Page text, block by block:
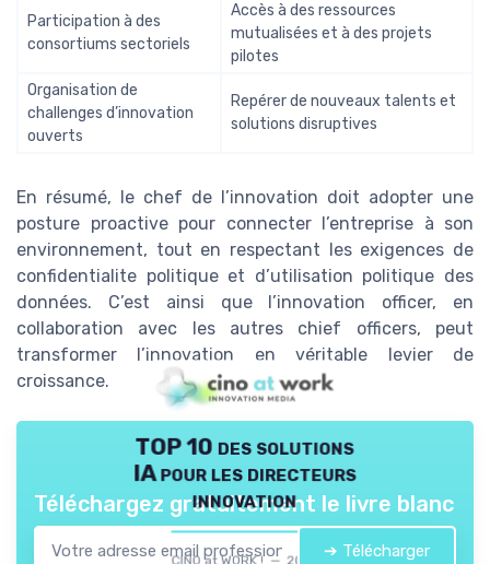
Participation à des
consortiums sectoriels
Accès à des ressources
mutualisées et à des projets
pilotes
Organisation de
challenges d’innovation
ouverts
Repérer de nouveaux talents et
solutions disruptives
En résumé, le chef de l’innovation doit adopter une
posture proactive pour connecter l’entreprise à son
environnement, tout en respectant les exigences de
confidentialite politique et d’utilisation politique des
données. C’est ainsi que l’innovation officer, en
collaboration avec les autres chief officers, peut
transformer l’innovation en véritable levier de
croissance.
TOP 10 des solutions
IA pour les directeurs
innovation
CINO at WORK ! — 2026
Téléchargez gratuitement le livre blanc
➔ Télécharger